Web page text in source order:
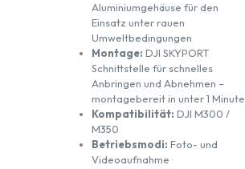
Aluminiumgehäuse für den
Einsatz unter rauen
Umweltbedingungen
Montage: DJI SKYPORT
Schnittstelle für schnelles
Anbringen und Abnehmen –
montagebereit in unter 1 Minute
Kompatibilität: DJI M300 /
M350
Betriebsmodi: Foto- und
Videoaufnahme